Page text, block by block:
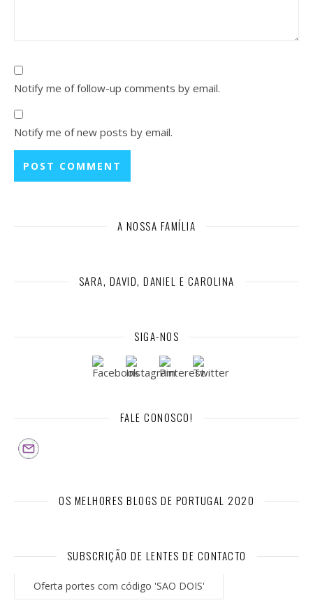
Notify me of follow-up comments by email.
Notify me of new posts by email.
A NOSSA FAMÍLIA
SARA, DAVID, DANIEL E CAROLINA
SIGA-NOS
FALE CONOSCO!
OS MELHORES BLOGS DE PORTUGAL 2020
SUBSCRIÇÃO DE LENTES DE CONTACTO
Oferta portes com código 'SAO DOIS'